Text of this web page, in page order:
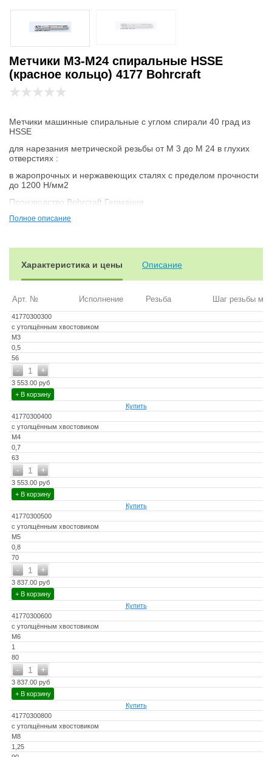
Метчики М3-М24 спиральные HSSE
(красное кольцо) 4177 Bohrcraft
Метчики машинные спиральные с углом спирали 40 град из
HSSE
для нарезания метрической резьбы от М 3 до М 24 в глухих
отверстиях :
в жаропрочных и нержавеющих сталях с пределом прочности
до 1200 Н/мм2
Производство Bohrcraft Германия
Полное описание
Характеристика и цены Описание
Арт. № Исполнение Резьба Шаг резьбы мм
41770300300
с утолщённым хвостовиком
М3
0,5
56
+
- 1
3 553.00 руб
+ В корзину
Купить
41770300400
с утолщённым хвостовиком
М4
0,7
63
+
- 1
3 553.00 руб
+ В корзину
Купить
41770300500
с утолщённым хвостовиком
М5
0,8
70
+
- 1
3 837.00 руб
+ В корзину
Купить
41770300600
с утолщённым хвостовиком
М6
1
80
+
- 1
3 837.00 руб
+ В корзину
Купить
41770300800
с утолщённым хвостовиком
М8
1,25